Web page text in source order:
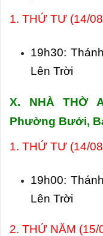
1. THỨ TƯ (14/
19h30:
Lên Trời
X. NHÀ THỜ
Phường Bưởi,
1. THỨ TƯ (14/
19h00:
Lên Trời
2. THỨ NĂM (15/